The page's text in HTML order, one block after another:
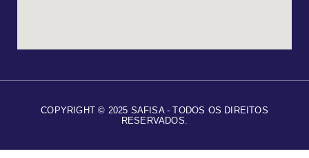
COPYRIGHT © 2025 SAFISA - TODOS OS DIREITOS
RESERVADOS.